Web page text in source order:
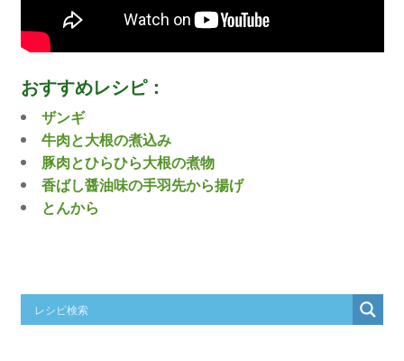
おすすめレシピ：
ザンギ
牛肉と大根の煮込み
豚肉とひらひら大根の煮物
香ばし醤油味の手羽先から揚げ
とんから